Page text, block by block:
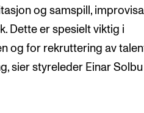
og samspill,
Dette er spesielt viktig i
og for rekruttering av
sier styreleder Einar Solbu